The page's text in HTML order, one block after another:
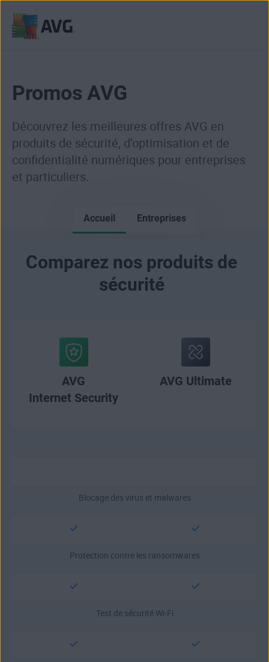
contenu
Promos AVG
Découvrez les meilleures offres AVG en
produits de sécurité, d’optimisation et de
confidentialité numériques pour entreprises
et particuliers.
Accueil Entreprises
Comparez nos produits de
sécurité
AVG
Internet Security
AVG Ultimate
Blocage des virus et malwares
Protection contre les ransomwares
Test de sécurité Wi-Fi